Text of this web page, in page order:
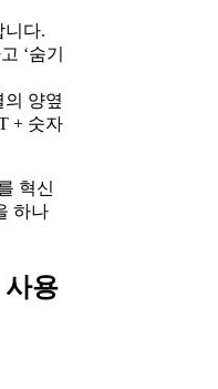
니다.
‘숨기
양옆
+ 숫자
혁신
하나
사용